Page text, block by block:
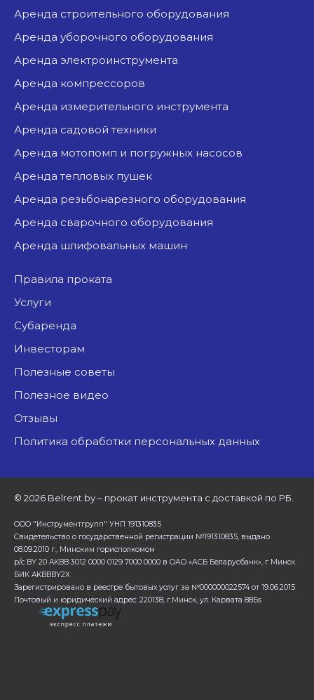
аренда строительного оборудования
аренда уборочного оборудования
аренда электроинструмента
аренда компрессоров
аренда измерительного инструмента
аренда садовой техники
аренда мотопомп и погружных насосов
аренда тепловых пушек
аренда резьбонарезного оборудования
аренда сварочного оборудования
аренда шлифовальных машин
Правила проката
Услуги
Субаренда
Инвесторам
Полезные советы
Полезное видео
Отзывы
Политика обработки персональных данных
© 2026 Belrent.by – прокат инструмента с доставкой по РБ.
ООО "Инструментгрупп" УНП 191310835
Свидетельство о государственной регистрации №191310835, выдано
08.09.2010 г., Минским горисполкомом
р/с BY 20 AKBB 3012 0000 0129 7000 0000 в ОАО «АСБ Беларусбанк», г Минск.
БИК AKBBBY2X
Зарегистрировано в реестре бытовых услуг за №000000022574 от 19.06.2015
Почтовый и юридический адрес: 220138, г.Минск, ул. Карвата 88Бs